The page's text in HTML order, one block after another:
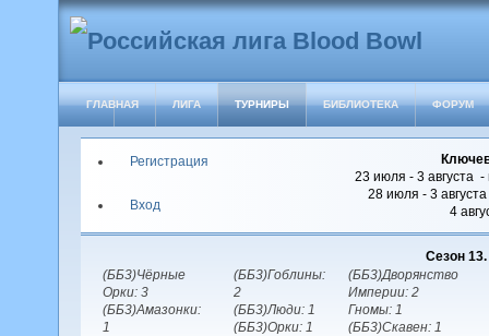
ГЛАВНАЯ ЛИГА ТУРНИРЫ БИБЛИОТЕКА ФОРУМ
Регистрация
Вход
23 июля - 3 августа -
28 июля - 3
4
Сезон 13.
(ББ3)Чёрные
Орки: 3
(ББ3)Амазонки:
1
(ББ3)Гоблины:
2
(ББ3)Люди: 1
(ББ3)Орки: 1
(ББ3)Дворянство
Империи: 2
Гномы: 1
(ББ3)Скавен: 1